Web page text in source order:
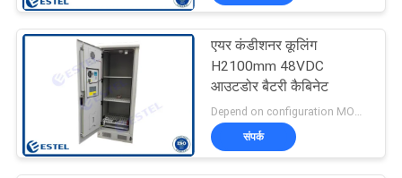
पर्यावरण निगरानी इकाई
एयर कंडीशनर कूलिंग
H2100mm 48VDC
आउटडोर बैटरी कैबिनेट
संपर्क